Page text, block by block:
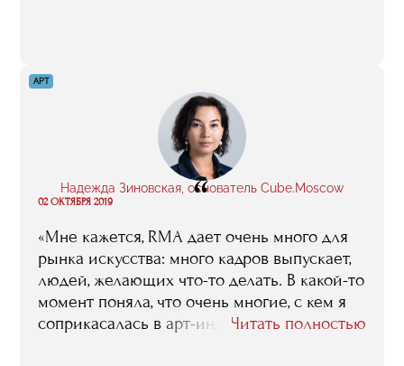
на практике все всегда оказывается по-
другому. В RMA можно получить набор
гайдов и прикольную тусовку. Плюс
обучение дает базу, которая нужна, если
ты ничего не понимаешь в бизнесе
и финансах и готов во всем этом
АРТ
Надежда Зиновская, основатель Cube.Moscow
“
02 ОКТЯБРЯ 2019
«Мне кажется, RMA дает очень много для
рынка искусства: много кадров выпускает,
людей, желающих что-то делать. В какой-то
момент поняла, что очень многие, с кем я
соприкасалась в арт-индустрии, учились в
Читать полностью